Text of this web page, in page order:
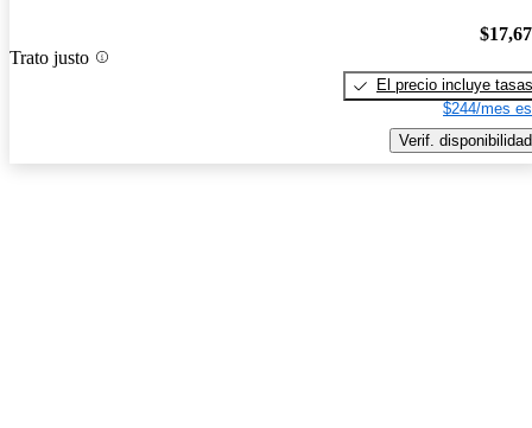
Trato justo
El precio incluye tasas
$244/mes
Verif. disponibilidad